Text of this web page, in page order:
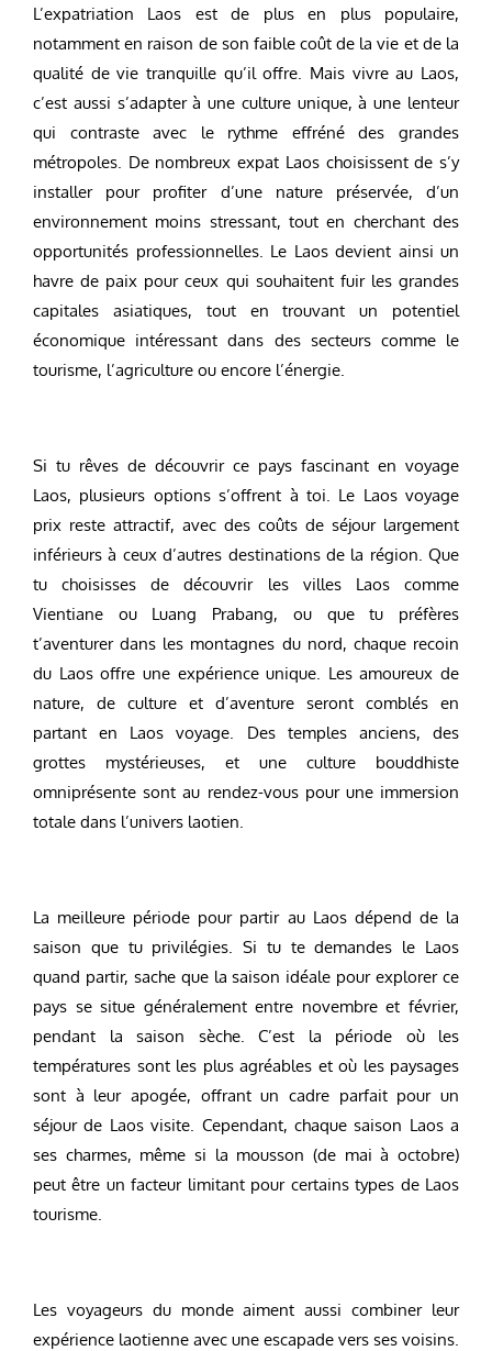
L’expatriation Laos est de plus en plus populaire,
notamment en raison de son faible coût de la vie et de la
qualité de vie tranquille qu’il offre. Mais vivre au Laos,
c’est aussi s’adapter à une culture unique, à une lenteur
qui contraste avec le rythme effréné des grandes
métropoles. De nombreux expat Laos choisissent de s’y
installer pour profiter d’une nature préservée, d’un
environnement moins stressant, tout en cherchant des
opportunités professionnelles. Le Laos devient ainsi un
havre de paix pour ceux qui souhaitent fuir les grandes
capitales asiatiques, tout en trouvant un potentiel
économique intéressant dans des secteurs comme le
tourisme, l’agriculture ou encore l’énergie.
Si tu rêves de découvrir ce pays fascinant en voyage
Laos, plusieurs options s’offrent à toi. Le Laos voyage
prix reste attractif, avec des coûts de séjour largement
inférieurs à ceux d’autres destinations de la région. Que
tu choisisses de découvrir les villes Laos comme
Vientiane ou Luang Prabang, ou que tu préfères
t’aventurer dans les montagnes du nord, chaque recoin
du Laos offre une expérience unique. Les amoureux de
nature, de culture et d’aventure seront comblés en
partant en Laos voyage. Des temples anciens, des
grottes mystérieuses, et une culture bouddhiste
omniprésente sont au rendez-vous pour une immersion
totale dans l’univers laotien.
La meilleure période pour partir au Laos dépend de la
saison que tu privilégies. Si tu te demandes le Laos
quand partir, sache que la saison idéale pour explorer ce
pays se situe généralement entre novembre et février,
pendant la saison sèche. C’est la période où les
températures sont les plus agréables et où les paysages
sont à leur apogée, offrant un cadre parfait pour un
séjour de Laos visite. Cependant, chaque saison Laos a
ses charmes, même si la mousson (de mai à octobre)
peut être un facteur limitant pour certains types de Laos
tourisme.
Les voyageurs du monde aiment aussi combiner leur
expérience laotienne avec une escapade vers ses voisins.